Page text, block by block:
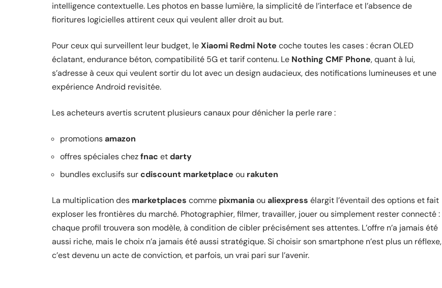
intelligence contextuelle. Les photos en basse lumière, la simplicité de l’interface et l’absence de
fioritures logicielles attirent ceux qui veulent aller droit au but.
Pour ceux qui surveillent leur budget, leXiaomi Redmi Note coche toutes les cases : écran OLED
éclatant, endurance béton, compatibilité 5G et tarif contenu. Le Nothing CMF Phone, quant à lui,
s’adresse à ceux qui veulent sortir du lot avec un design audacieux, des notifications lumineuses et une
expérience Android revisitée.
Les acheteurs avertis scrutent plusieurs canaux pour dénicher la perle rare :
promotionsamazon
offres spéciales chezfnac etdarty
bundles exclusifs surcdiscount marketplace ou rakuten
La multiplication des marketplaces comme pixmaniaou aliexpress élargit l’éventail des options et fait
exploser les frontières du marché. Photographier, filmer, travailler, jouer ou simplement rester connecté :
chaque profil trouvera son modèle, à condition de cibler précisément ses attentes. L’offre n’a jamais été
aussi riche, mais le choix n’a jamais été aussi stratégique. Si choisir son smartphone n’est plus un réflexe,
c’est devenu un acte de conviction, et parfois, un vrai pari sur l’avenir.